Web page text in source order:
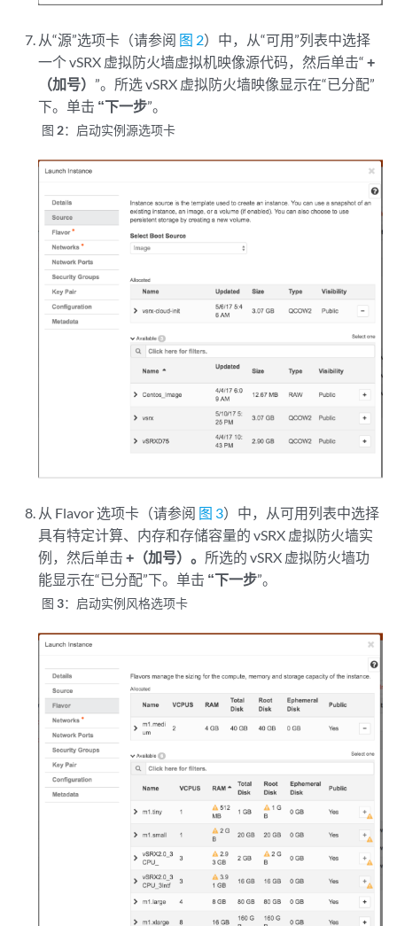
从“源”选项卡（请参阅 图 2）中，从“可用”列表中选择
一个 vSRX 虚拟防火墙虚拟机映像源代码，然后单击“+
（加号） ”。所选 vSRX 虚拟防火墙映像显示在“已分配”
下。单击 “下一步”。
图 2： 启动实例源选项卡
从 Flavor 选项卡（请参阅 图 3）中，从可用列表中选择
具有特定计算、内存和存储容量的 vSRX 虚拟防火墙实
例，然后单击+（加号）。 所选的 vSRX 虚拟防火墙功
能显示在“已分配”下。单击 “下一步”。
图 3： 启动实例风格选项卡